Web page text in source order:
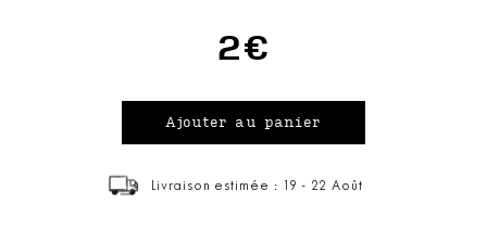
2€
Livraison estimée : 19 - 22 Août